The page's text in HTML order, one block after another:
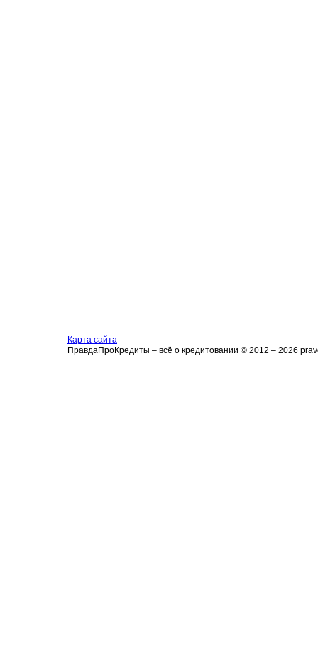
Карта сайта
ПравдаПроКредиты – всё о кредитовании © 2012 – 2026